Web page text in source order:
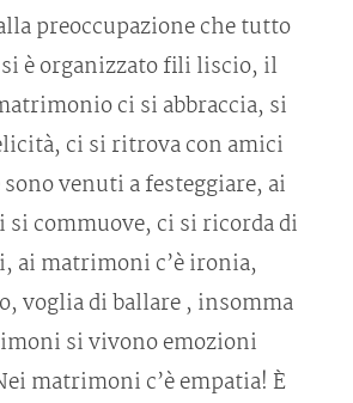
Info
Contatti
preoccupazione che tutto
è organizzato fili liscio, il
ci si abbraccia, si
ci si ritrova con amici
venuti a festeggiare, ai
commuove, ci si ricorda di
ai matrimoni c’è ironia,
voglia di ballare , insomma
si vivono emozioni
matrimoni c’è empatia! È